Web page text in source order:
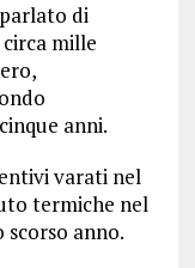
di
mille
anni.
varati nel
termiche nel
anno.